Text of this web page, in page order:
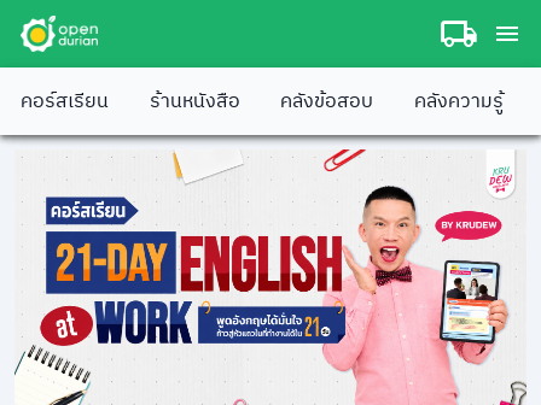
คอร์สเรียน ร้านหนังสือ คลังข้อสอบ คลังความรู้